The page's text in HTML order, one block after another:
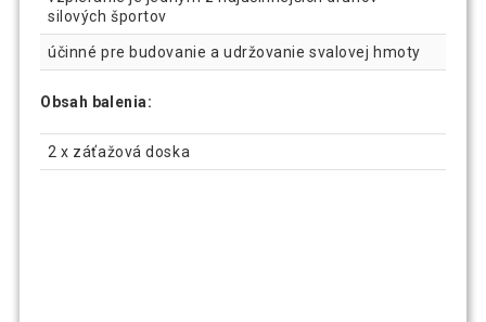
silových športov
účinné pre budovanie a udržovanie svalovej hmoty
Obsah balenia:
2 x záťažová doska